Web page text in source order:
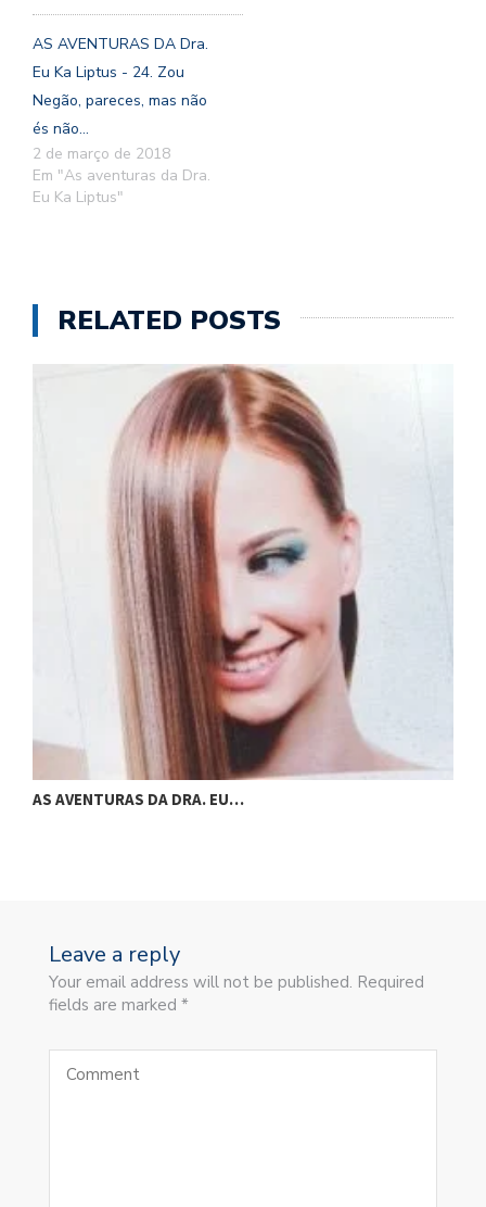
AS AVENTURAS DA Dra.
Eu Ka Liptus - 24. Zou
Negão, pareces, mas não
és não...
2 de março de 2018
Em "As aventuras da Dra.
Eu Ka Liptus"
RELATED POSTS
AS AVENTURAS DA DRA. EU…
Leave a reply
Your email address will not be published. Required
fields are marked *